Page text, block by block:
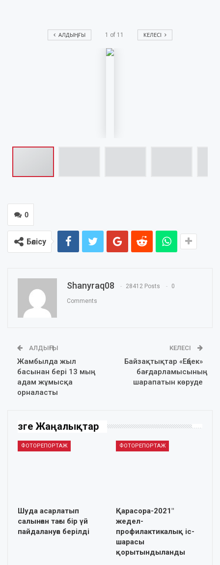
АЛДЫҢҒЫ 1 of 11 КЕЛЕСІ
0
Бөлісу
Shanyraq08 28412 Posts 0
Comments
АЛДЫҢҒЫ
Жамбылда жыл
басынан бері 13 мың
адам жұмысқа
орналасты
КЕЛЕСІ
Байзақтықтар «Еңбек»
бағдарламысының
шарапатын көруде
Өзге Жаңалықтар
ФОТОРЕПОРТАЖ
Шуда асарлатып
салынған тағы бір үй
пайдалануға берілді
ФОТОРЕПОРТАЖ
Қарасора-2021″
жедел-
профилактикалық іс-
шарасы
қорытындыланды